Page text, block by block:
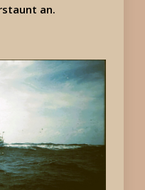
an.